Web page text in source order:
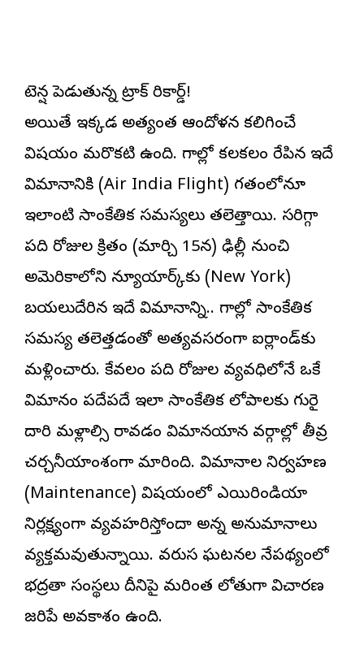
టెన్షన్ పెడుతున్న ట్రాక్ రికార్డ్!
అయితే ఇక్కడ అత్యంత ఆందోళన కలిగించే
విషయం మరొకటి ఉంది. గాల్లో కలకలం రేపిన ఇదే
విమానానికి (Air India Flight) గతంలోనూ
ఇలాంటి సాంకేతిక సమస్యలు తలెత్తాయి. సరిగ్గా
పది రోజుల క్రితం (మార్చి 15న) ఢిల్లీ నుంచి
అమెరికాలోని న్యూయార్క్‌కు (New York)
బయలుదేరిన ఇదే విమానాన్ని.. గాల్లో సాంకేతిక
సమస్య తలెత్తడంతో అత్యవసరంగా ఐర్లాండ్‌కు
మళ్లించారు. కేవలం పది రోజుల వ్యవధిలోనే ఒకే
విమానం పదేపదే ఇలా సాంకేతిక లోపాలకు గురై
దారి మళ్లాల్సి రావడం విమానయాన వర్గాల్లో తీవ్ర
చర్చనీయాంశంగా మారింది. విమానాల నిర్వహణ
(Maintenance) విషయంలో ఎయిరిండియా
నిర్లక్ష్యంగా వ్యవహరిస్తోందా అన్న అనుమానాలు
వ్యక్తమవుతున్నాయి. వరుస ఘటనల నేపథ్యంలో
భద్రతా సంస్థలు దీనిపై మరింత లోతుగా విచారణ
జరిపే అవకాశం ఉంది.